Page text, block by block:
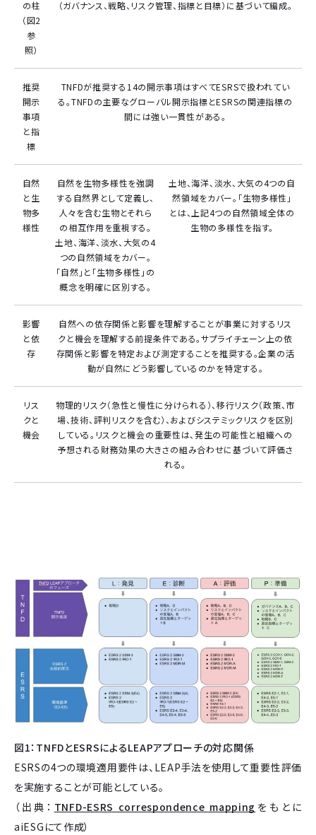
の柱
（図2
参
照）
（ガバナンス、戦略、リスク管理、指標と目標）に基づいて編成。
推奨
開示
事項
と指
標
TNFDが推奨する14の開示事項はすべてESRSで扱われてい
る。TNFDの主要なグローバル開示指標とESRSの関連指標の
間には強い一貫性がある。
自然
と生
物多
様性
自然を生物多様性を強調
する自然界として定義し、
人々を含む生物とそれら
の相互作用を重視する。
土地、海洋、淡水、大気の4
つの自然領域をカバー。
「自然」と「生物多様性」の
概念を明確に区別する。
土地、海洋、淡水、大気の4つの自
然領域をカバー。「生物多様性」
とは、上記4つの自然領域全体の
生物の多様性を指す。
影響
と依
存
自然への依存関係と影響を理解することが事業に対するリス
クと機会を理解する前提条件である。サプライチェーン上の依
存関係と影響を特定および測定することを推奨する。企業の活
動が自然にどう影響しているのかを特定する。
リス
クと
機会
物理的リスク（急性と慢性に分けられる）、移行リスク（政策、市
場、技術、評判リスクを含む）、およびシステミックリスクを区別
している。リスクと機会の重要性は、発生の可能性と組織への
予想される財務効果の大きさの組み合わせに基づいて評価さ
れる。
図1：TNFDとESRSによるLEAPアプローチの対応関係
ESRSの4つの環境適用要件は、LEAP手法を使用して重要性評価
を実施することが可能としている。
（出典： TNFD-ESRS correspondence mapping をもとに
aiESGにて作成）